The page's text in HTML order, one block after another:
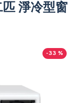
匹 淨冷型窗
-33 %